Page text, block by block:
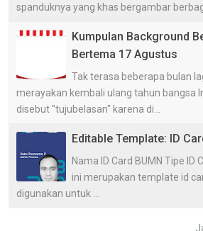
spanduknya yang khas bergambar
Kumpulan Background
Bertema 17 Agustus
Tak terasa beberapa bulan
merayakan kembali ulang tahun bangsa
disebut "tujubelasan" karena di...
Editable Template: ID
Nama ID Card BUMN Tipe ID
ini merupakan template id
digunakan untuk ...